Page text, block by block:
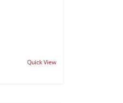
Quick View